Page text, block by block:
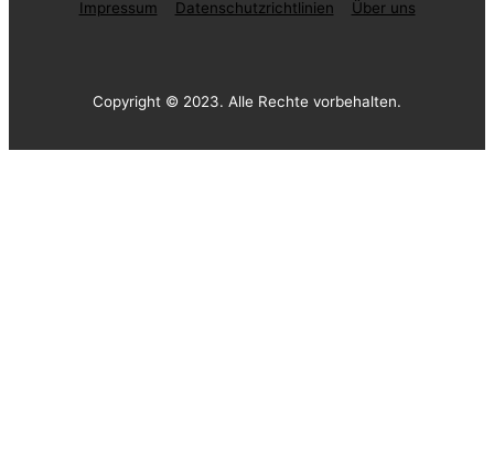
Impressum Datenschutzrichtlinien Über uns
Copyright © 2023. Alle Rechte vorbehalten.